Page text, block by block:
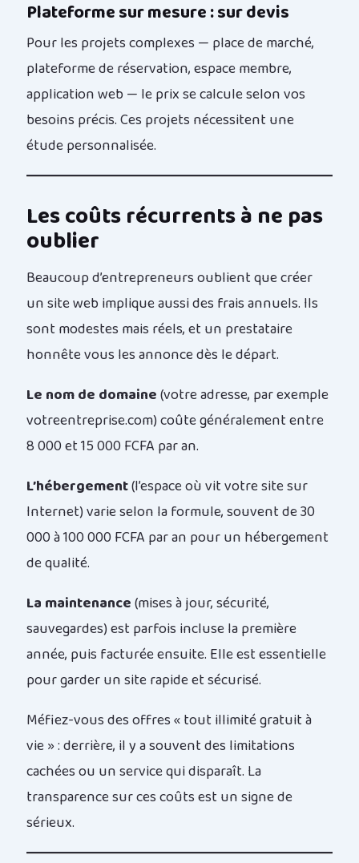
Plateforme sur mesure : sur devis
Pour les projets complexes — place de marché,
plateforme de réservation, espace membre,
application web — le prix se calcule selon vos
besoins précis. Ces projets nécessitent une
étude personnalisée.
Les coûts récurrents à ne pas
oublier
Beaucoup d’entrepreneurs oublient que créer
un site web implique aussi des frais annuels. Ils
sont modestes mais réels, et un prestataire
honnête vous les annonce dès le départ.
Le nom de domaine(votre adresse, par exemple
votreentreprise.com) coûte généralement entre
8 000 et 15 000 FCFA par an.
L’hébergement(l’espace où vit votre site sur
Internet) varie selon la formule, souvent de 30
000 à 100 000 FCFA par an pour un hébergement
de qualité.
La maintenance(mises à jour, sécurité,
sauvegardes) est parfois incluse la première
année, puis facturée ensuite. Elle est essentielle
pour garder un site rapide et sécurisé.
Méfiez-vous des offres « tout illimité gratuit à
vie » : derrière, il y a souvent des limitations
cachées ou un service qui disparaît. La
transparence sur ces coûts est un signe de
sérieux.